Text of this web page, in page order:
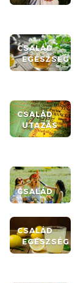
CSALÁD
EGÉSZSÉG
CSALÁD
UTAZÁS
CSALÁD
CSALÁD
EGÉSZSÉG